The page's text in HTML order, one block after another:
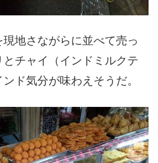
地さながらに並べて売っ
チャイ（インドミルクテ
ド気分が味わえそうだ。